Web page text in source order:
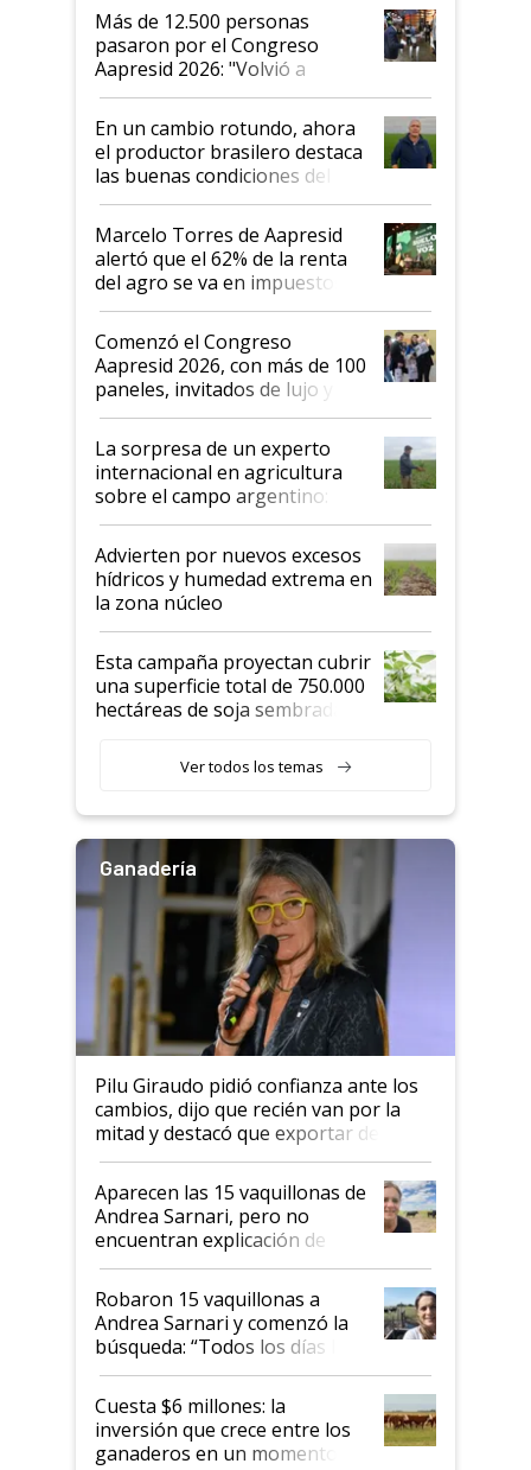
Más de 12.500 personas
pasaron por el Congreso
Aapresid 2026: "Volvió a
demostrar que hablar del
suelo es hablar de todo el
sistema productivo"
En un cambio rotundo, ahora
el productor brasilero destaca
las buenas condiciones del
agro argentino para invertir:
"Los veo más motivados"
Marcelo Torres de Aapresid
alertó que el 62% de la renta
del agro se va en impuestos:
"No es bueno que en
Argentina se sigan discutiendo
las mismas cosas de hace 50
años"
Comenzó el Congreso
Aapresid 2026, con más de 100
paneles, invitados de lujo y
todas las tendencias
La sorpresa de un experto
internacional en agricultura
sobre el campo argentino:
"Estoy muy impresionado"
Advierten por nuevos excesos
hídricos y humedad extrema en
la zona núcleo
Esta campaña proyectan cubrir
una superficie total de 750.000
hectáreas de soja sembradas
variedades que marcan un
salto tecnológico en genética y
Ver todos los temas
Ganadería
Pilu Giraudo pidió confianza ante los
cambios, dijo que recién van por la
mitad y destacó que exportar dejó de
ser "para unos pocos": "Tenemos un
mandato muy claro del gobierno
nacional"
Aparecen las 15 vaquillonas de
Andrea Sarnari, pero no
encuentran explicación de
cómo llegaron allí
Robaron 15 vaquillonas a
Andrea Sarnari y comenzó la
búsqueda: “Todos los días le
toca a algún productor”
Cuesta $6 millones: la
inversión que crece entre los
ganaderos en un momento